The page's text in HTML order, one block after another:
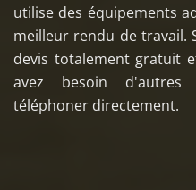
utilise des équipements
meilleur rendu de travail.
devis totalement gratuit
avez besoin d'autres
téléphoner directement.